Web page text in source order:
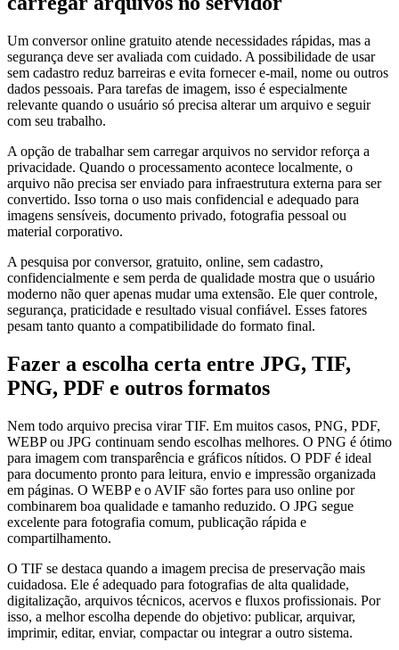
Um conversor online gratuito atende necessidades rápidas, mas a
segurança deve ser avaliada com cuidado. A possibilidade de usar
sem cadastro reduz barreiras e evita fornecer e-mail, nome ou outros
dados pessoais. Para tarefas de imagem, isso é especialmente
relevante quando o usuário só precisa alterar um arquivo e seguir
com seu trabalho.
A opção de trabalhar sem carregar arquivos no servidor reforça a
privacidade. Quando o processamento acontece localmente, o
arquivo não precisa ser enviado para infraestrutura externa para ser
convertido. Isso torna o uso mais confidencial e adequado para
imagens sensíveis, documento privado, fotografia pessoal ou
material corporativo.
A pesquisa por conversor, gratuito, online, sem cadastro,
confidencialmente e sem perda de qualidade mostra que o usuário
moderno não quer apenas mudar uma extensão. Ele quer controle,
segurança, praticidade e resultado visual confiável. Esses fatores
pesam tanto quanto a compatibilidade do formato final.
Fazer a escolha certa entre JPG, TIF,
PNG, PDF e outros formatos
Nem todo arquivo precisa virar TIF. Em muitos casos, PNG, PDF,
WEBP ou JPG continuam sendo escolhas melhores. O PNG é ótimo
para imagem com transparência e gráficos nítidos. O PDF é ideal
para documento pronto para leitura, envio e impressão organizada
em páginas. O WEBP e o AVIF são fortes para uso online por
combinarem boa qualidade e tamanho reduzido. O JPG segue
excelente para fotografia comum, publicação rápida e
compartilhamento.
O TIF se destaca quando a imagem precisa de preservação mais
cuidadosa. Ele é adequado para fotografias de alta qualidade,
digitalização, arquivos técnicos, acervos e fluxos profissionais. Por
isso, a melhor escolha depende do objetivo: publicar, arquivar,
imprimir, editar, enviar, compactar ou integrar a outro sistema.